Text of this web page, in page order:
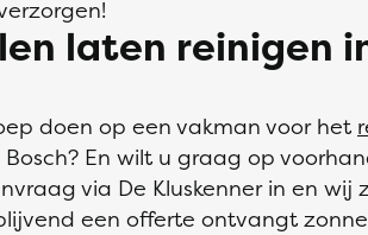
laten reinigen
doen op een vakman voor het
Bosch? En wilt u graag op
via De Kluskenner in en wij
een offerte ontvangt